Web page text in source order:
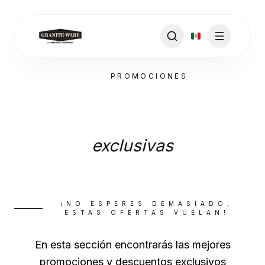
PROMOCIONES
exclusivas
¡NO ESPERES DEMASIADO,
ESTAS OFERTAS VUELAN!
En esta sección encontrarás las mejores
promociones y descuentos exclusivos